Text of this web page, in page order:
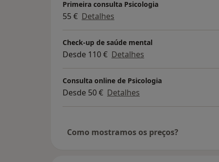
Primeira consulta Psicologia
55 € Detalhes
Check-up de saúde mental
Desde 110 € Detalhes
Consulta online de Psicologia
Desde 50 € Detalhes
Como mostramos os preços?